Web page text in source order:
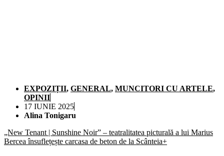
EXPOZIȚII, GENERAL, MUNCITORI CU ARTELE,
OPINII
17 IUNIE 2025
Alina Tonigaru
„New Tenant | Sunshine Noir” – teatralitatea picturală a lui Marius
Bercea însuflețește carcasa de beton de la Scânteia+